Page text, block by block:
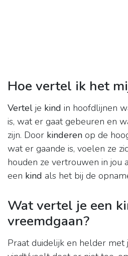
Hoe vertel ik het
Vertel je kind in hoofdlijnen
is, wat er gaat gebeuren en
zijn. Door kinderen op de
wat er gaande is, voelen ze
houden ze vertrouwen in jou
een kind als het bij de
Wat vertel je een
vreemdgaan?
Praat duidelijk en helder met